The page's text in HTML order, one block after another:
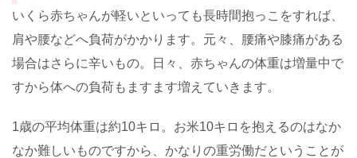
いくら赤ちゃんが軽いといっても長時間抱っこをすれば、
肩や腰などへ負荷がかかります。元々、腰痛や膝痛がある
場合はさらに辛いもの。日々、赤ちゃんの体重は増量中で
すから体への負荷もますます増えていきます。
1歳の平均体重は約10キロ。お米10キロを抱えるのはなか
なか難しいものですから、かなりの重労働だということが